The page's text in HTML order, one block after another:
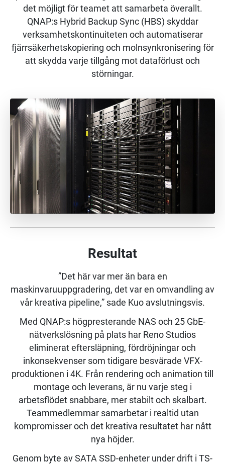
det möjligt för teamet att samarbeta överallt.
QNAP:s Hybrid Backup Sync (HBS) skyddar
verksamhetskontinuiteten och automatiserar
fjärrsäkerhetskopiering och molnsynkronisering för
att skydda varje tillgång mot dataförlust och
störningar.
Resultat
”Det här var mer än bara en
maskinvaruuppgradering, det var en omvandling av
vår kreativa pipeline,” sade Kuo avslutningsvis.
Med QNAP:s högpresterande NAS och 25 GbE-
nätverkslösning på plats har Reno Studios
eliminerat eftersläpning, fördröjningar och
inkonsekvenser som tidigare besvärade VFX-
produktionen i 4K. Från rendering och animation till
montage och leverans, är nu varje steg i
arbetsflödet snabbare, mer stabilt och skalbart.
Teammedlemmar samarbetar i realtid utan
kompromisser och det kreativa resultatet har nått
nya höjder.
Genom byte av SATA SSD-enheter under drift i TS-